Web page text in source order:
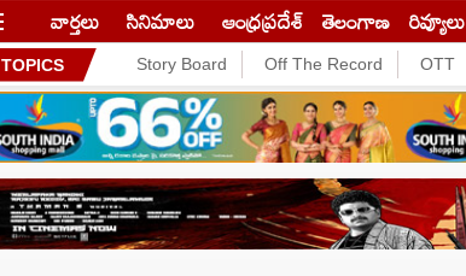
వార్తలు సినిమాలు ఆంధ్రప్రదేశ్ తెలంగాణ రివ్యూలు
TOPICS Story Board Off The Record OTT